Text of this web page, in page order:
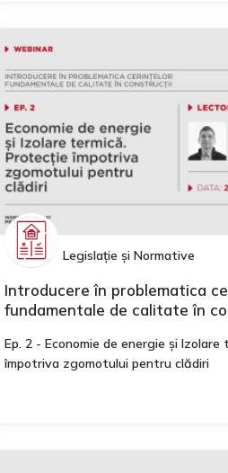
Legislație și Normative
Introducere în problematica
fundamentale de calitate în
Ep. 2 - Economie de energie și
împotriva zgomotului pentru clădiri